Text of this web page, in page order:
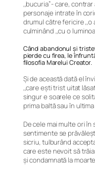
,,bucuria”- care,
personaje intrate în
drumul către fericire ,,o
culminând ,,cu o
Când abandonul și
pierde cu firea, le
filosofia Marelui Creator.
Și de această dată el
,,care ești trist uitat
singur e soarele ce
prima baltă sau în
De cele mai multe ori
sentimente se
sicriu, tulburând
care este nevoit să
și condamnată la